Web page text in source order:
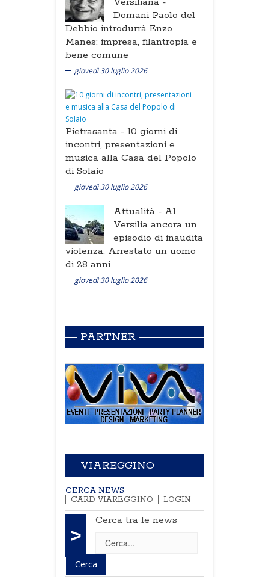
Domani Paolo del
Debbio introdurrà Enzo
Manes: impresa, filantropia e
bene comune
giovedì 30 luglio 2026
Pietrasanta - 10 giorni di
incontri, presentazioni e
musica alla Casa del Popolo
di Solaio
giovedì 30 luglio 2026
Attualità - Al
Versilia ancora un
episodio di inaudita
violenza. Arrestato un uomo
di 28 anni
giovedì 30 luglio 2026
PARTNER
VIAREGGINO
CERCA NEWS
CARD VIAREGGINO
LOGIN
>
Cerca tra le news